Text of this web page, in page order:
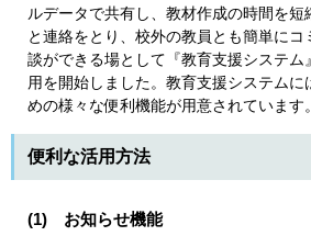
ルデータで共有し、教材作成の時間を短
と連絡をとり、校外の教員とも簡単にコ
談ができる場として『教育支援システム
用を開始しました。教育支援システムに
めの様々な便利機能が用意されています
便利な活用方法
(1) お知らせ機能